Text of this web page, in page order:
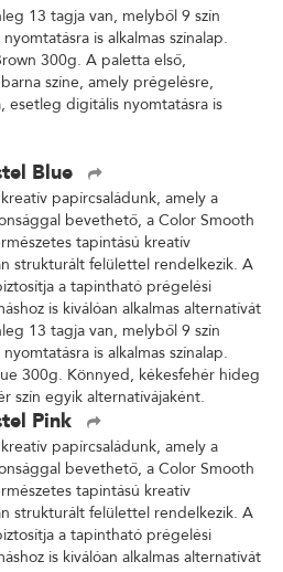
13 tagja van, melyből 9 szín
is alkalmas színalap.
300g. A paletta első,
színe, amely prégelésre,
esetleg digitális nyomtatásra is
Blue
papírcsaládunk, amely a
bevethető, a Color Smooth
tapintású kreatív
strukturált felülettel rendelkezik. A
a tapintható prégelési
is kiválóan alkalmas alternatívát
13 tagja van, melyből 9 szín
is alkalmas színalap.
300g. Könnyed, kékesfehér hideg
szín egyik alternatívájaként.
Pink
papírcsaládunk, amely a
bevethető, a Color Smooth
tapintású kreatív
strukturált felülettel rendelkezik. A
a tapintható prégelési
is kiválóan alkalmas alternatívát